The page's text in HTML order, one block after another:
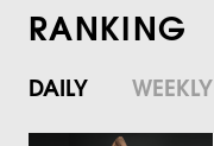
RANKING
DAILY WEEKLY